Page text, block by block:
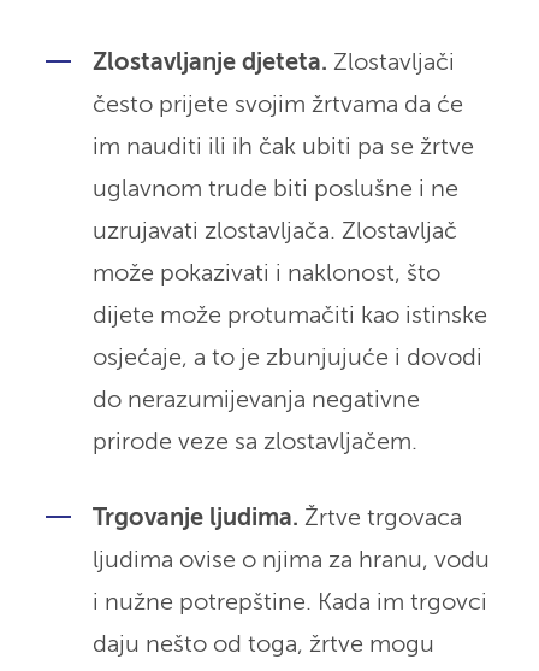
Zlostavljanje djeteta. Zlostavljači
često prijete svojim žrtvama da će
im nauditi ili ih čak ubiti pa se žrtve
uglavnom trude biti poslušne i ne
uzrujavati zlostavljača. Zlostavljač
može pokazivati i naklonost, što
dijete može protumačiti kao istinske
osjećaje, a to je zbunjujuće i dovodi
do nerazumijevanja negativne
prirode veze sa zlostavljačem.
Trgovanje ljudima. Žrtve trgovaca
ljudima ovise o njima za hranu, vodu
i nužne potrepštine. Kada im trgovci
daju nešto od toga, žrtve mogu